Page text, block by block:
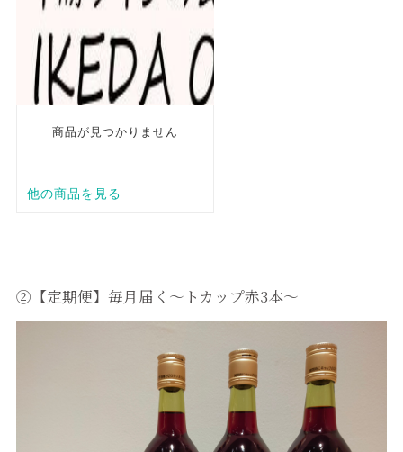
②【定期便】毎月届く～トカップ赤3本～